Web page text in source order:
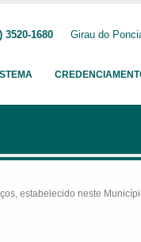
3520-1680 Girau do
estabelecido neste